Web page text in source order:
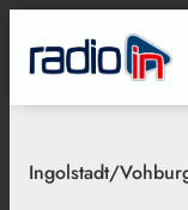
Ingolstadt/